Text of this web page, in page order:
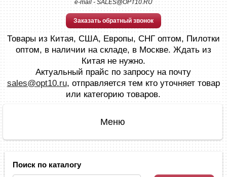
e-mail - SALES@OPT10.RU
Заказать обратный звонок
Товары из Китая, США, Европы, СНГ оптом, Пилотки
оптом, в наличии на складе, в Москве. Ждать из
Китая не нужно.
Актуальный прайс по запросу на почту
sales@opt10.ru, отправляется тем кто уточняет товар
или категорию товаров.
Поиск по каталогу